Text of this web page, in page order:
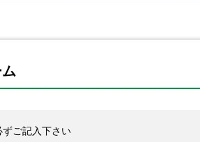
ずご記入下さい